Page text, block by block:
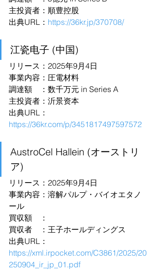
主投資者：順豊控股
出典URL： https://36kr.jp/370708/
江瓷电子 (中国)
リリース：2025年9月4日
事業内容：圧電材料
調達額　：数千万元 in Series A
主投資者：沂景资本
出典URL：
https://36kr.com/p/3451817497597572
AustroCel Hallein (オーストリ
ア)
リリース：2025年9月4日
事業内容：溶解パルプ・バイオエタノ
ール
買収額　：
買収者　：王子ホールディングス
出典URL：
https://xml.irpocket.com/C3861/2025/20
250904_ir_jp_01.pdf